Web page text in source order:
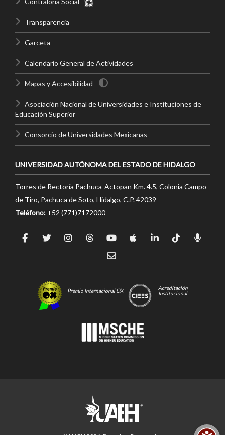
Transparencia
Garceta
Calendario General de Actividades
Mapas y Accesibilidad
Asociación Nacional de Universidades e Instituciones de
Educación Superior
Consorcio de Universidades Mexicanas
UNIVERSIDAD AUTÓNOMA DEL ESTADO DE HIDALGO
Torres de Rectoría Pachuca-Actopan Km. 4.5, Colonia Campo
de Tiro, Pachuca de Soto, Hidalgo, C.P. 42039
Teléfono: +52 (771)7172000
Premio Internacional OX
Acreditación
Institucional